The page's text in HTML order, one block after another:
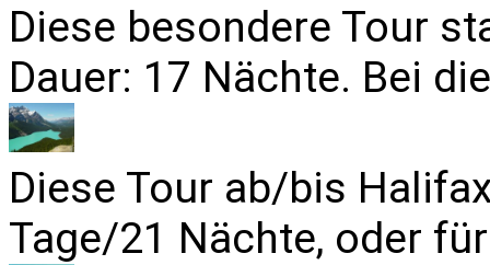
Diese besondere Tour
Dauer: 17 Nächte. Bei
Diese Tour ab/bis
Tage/21 Nächte, oder